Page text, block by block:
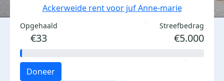
Ackerweide rent voor juf Anne-marie
Opgehaald
€33
Streefbedrag
€5.000
Doneer